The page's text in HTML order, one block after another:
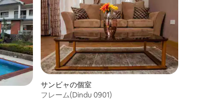
サンビャの個室
フレーム(Dindu 0901)